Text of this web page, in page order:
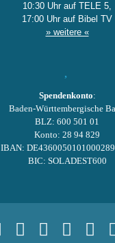
10:30 Uhr auf TELE 5,
17:00 Uhr auf Bibel TV
» weitere «
Spendenkonto:
Baden-Württembergische
BLZ: 600 501 01
Konto: 28 94 829
IBAN:
BIC: SOLADEST600